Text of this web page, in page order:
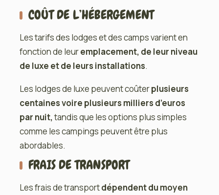
COÛT DE L’HÉBERGEMENT
Les tarifs des lodges et des camps varient en
fonction de leuremplacement, de leur niveau
de luxe et de leurs installations.
Les lodges de luxe peuvent coûterplusieurs
centaines voire plusieurs milliers d’euros
par nuit,tandis que les options plus simples
comme les campings peuvent être plus
abordables.
FRAIS DE TRANSPORT
Les frais de transportdépendent du moyen